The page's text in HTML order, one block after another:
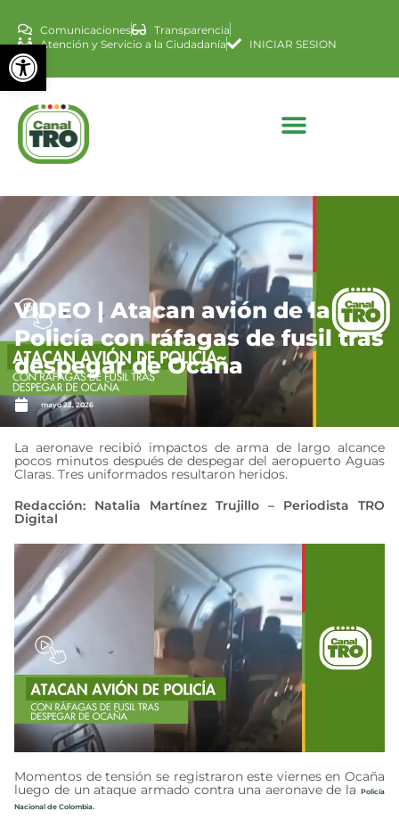
Abrir barra de
Comunicaciones
Transparencia
Atención y Servicio a la Ciudadanía
INICIAR SESION
VIDEO | Atacan avión de la
Policía con ráfagas de fusil tras
despegar de Ocaña
mayo 22, 2026
La aeronave recibió impactos de arma de largo alcance
pocos minutos después de despegar del aeropuerto Aguas
Claras. Tres uniformados resultaron heridos.
Redacción: Natalia Martínez Trujillo – Periodista TRO
Digital
Momentos de tensión se registraron este viernes en Ocaña
luego de un ataque armado contra una aeronave de la Policía
Nacional de Colombia.